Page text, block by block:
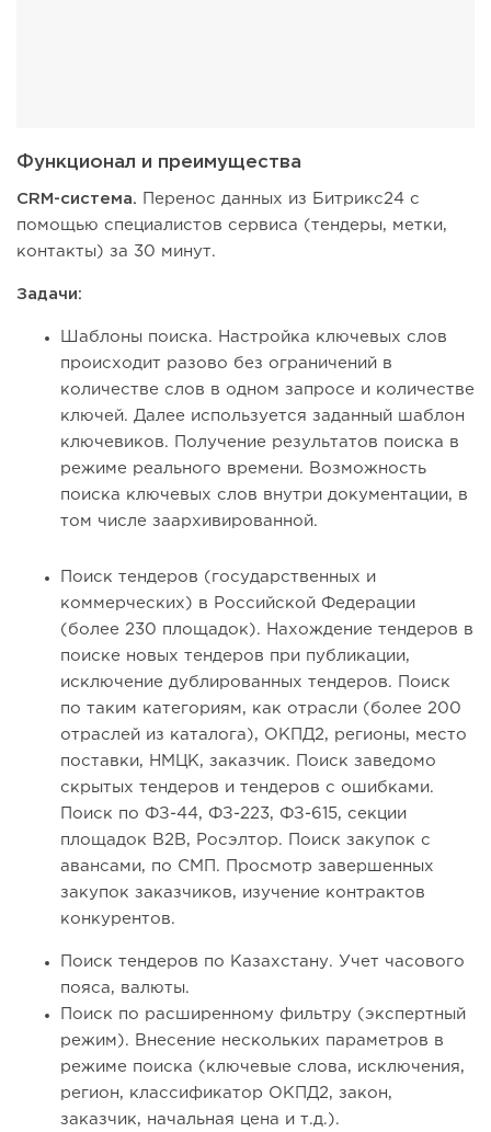
Функционал и преимущества
CRM-система. Перенос данных из Битрикс24 с
помощью специалистов сервиса (тендеры, метки,
контакты) за 30 минут.
Задачи:
Шаблоны поиска. Настройка ключевых слов
происходит разово без ограничений в
количестве слов в одном запросе и количестве
ключей. Далее используется заданный шаблон
ключевиков. Получение результатов поиска в
режиме реального времени. Возможность
поиска ключевых слов внутри документации, в
том числе заархивированной.
Поиск тендеров (государственных и
коммерческих) в Российской Федерации
(более 230 площадок). Нахождение тендеров в
поиске новых тендеров при публикации,
исключение дублированных тендеров. Поиск
по таким категориям, как отрасли (более 200
отраслей из каталога), ОКПД2, регионы, место
поставки, НМЦК, заказчик. Поиск заведомо
скрытых тендеров и тендеров с ошибками.
Поиск по ФЗ-44, ФЗ-223, ФЗ-615, секции
площадок B2B, Росэлтор. Поиск закупок с
авансами, по СМП. Просмотр завершенных
закупок заказчиков, изучение контрактов
конкурентов.
Поиск тендеров по Казахстану. Учет часового
пояса, валюты.
Поиск по расширенному фильтру (экспертный
режим). Внесение нескольких параметров в
режиме поиска (ключевые слова, исключения,
регион, классификатор ОКПД2, закон,
заказчик, начальная цена и т.д.).